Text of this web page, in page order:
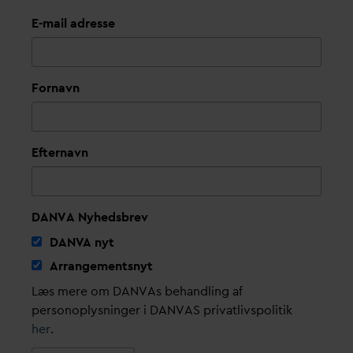
E-mail adresse
Fornavn
Efternavn
DANVA Nyhedsbrev
DANVA nyt
Arrangementsnyt
Læs mere om DANVAs behandling af
personoplysninger i DANVAS privatlivspolitik
her.